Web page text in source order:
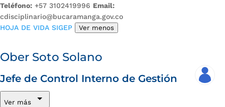
Teléfono: +57 3102419996 Email:
cdisciplinario@bucaramanga.gov.co
HOJA DE VIDA SIGEP
Ver menos
Ober Soto Solano
Jefe de Control Interno de Gestión
Ver más